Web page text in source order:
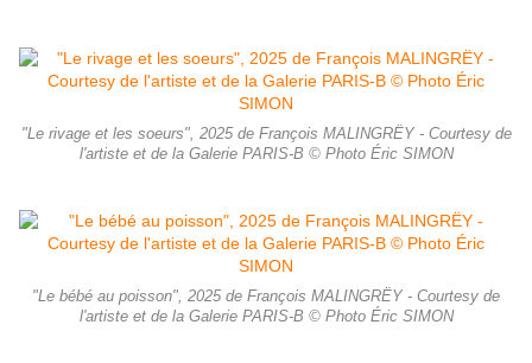
"Le rivage et les soeurs", 2025 de François MALINGRËY - Courtesy de
l'artiste et de la Galerie PARIS-B © Photo Éric SIMON
"Le bébé au poisson", 2025 de François MALINGRËY - Courtesy de
l'artiste et de la Galerie PARIS-B © Photo Éric SIMON